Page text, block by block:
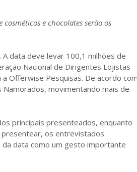
e chocolates serão os
data deve levar 100,1 milhões de
Nacional de Dirigentes Lojistas
Offerwise Pesquisas. De acordo
movimentando mais de
principais presenteados, enquanto
os entrevistados
data como um gesto importante